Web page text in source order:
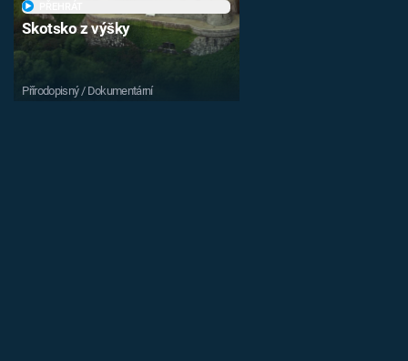
Skotsko z výšky
Přírodopisný / Dokumentární